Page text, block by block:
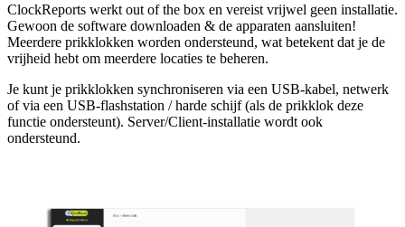
ClockReports werkt out of the box en vereist vrijwel geen installatie.
Gewoon de software downloaden & de apparaten aansluiten!
Meerdere prikklokken worden ondersteund, wat betekent dat je de
vrijheid hebt om meerdere locaties te beheren.
Je kunt je prikklokken synchroniseren via een USB-kabel, netwerk
of via een USB-flashstation / harde schijf (als de prikklok deze
functie ondersteunt). Server/Client-installatie wordt ook
ondersteund.